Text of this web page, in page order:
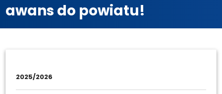
awans do powiatu!
2025/2026